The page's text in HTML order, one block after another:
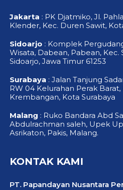
Jakarta : PK Djatmiko, Jl.
Klender, Kec. Duren Sawit,
Sidoarjo : Komplek
Wisata, Dabean, Pabean,
Sidoarjo, Jawa Timur 61253
Surabaya : Jalan Tanjung
RW 04 Kelurahan Perak
Krembangan, Kota Surabaya
Malang : Ruko Bandara Abd
Abdulrachman saleh, Upek
Asrikaton, Pakis, Malang.
KONTAK KAMI
PT. Papandayan Nusantara